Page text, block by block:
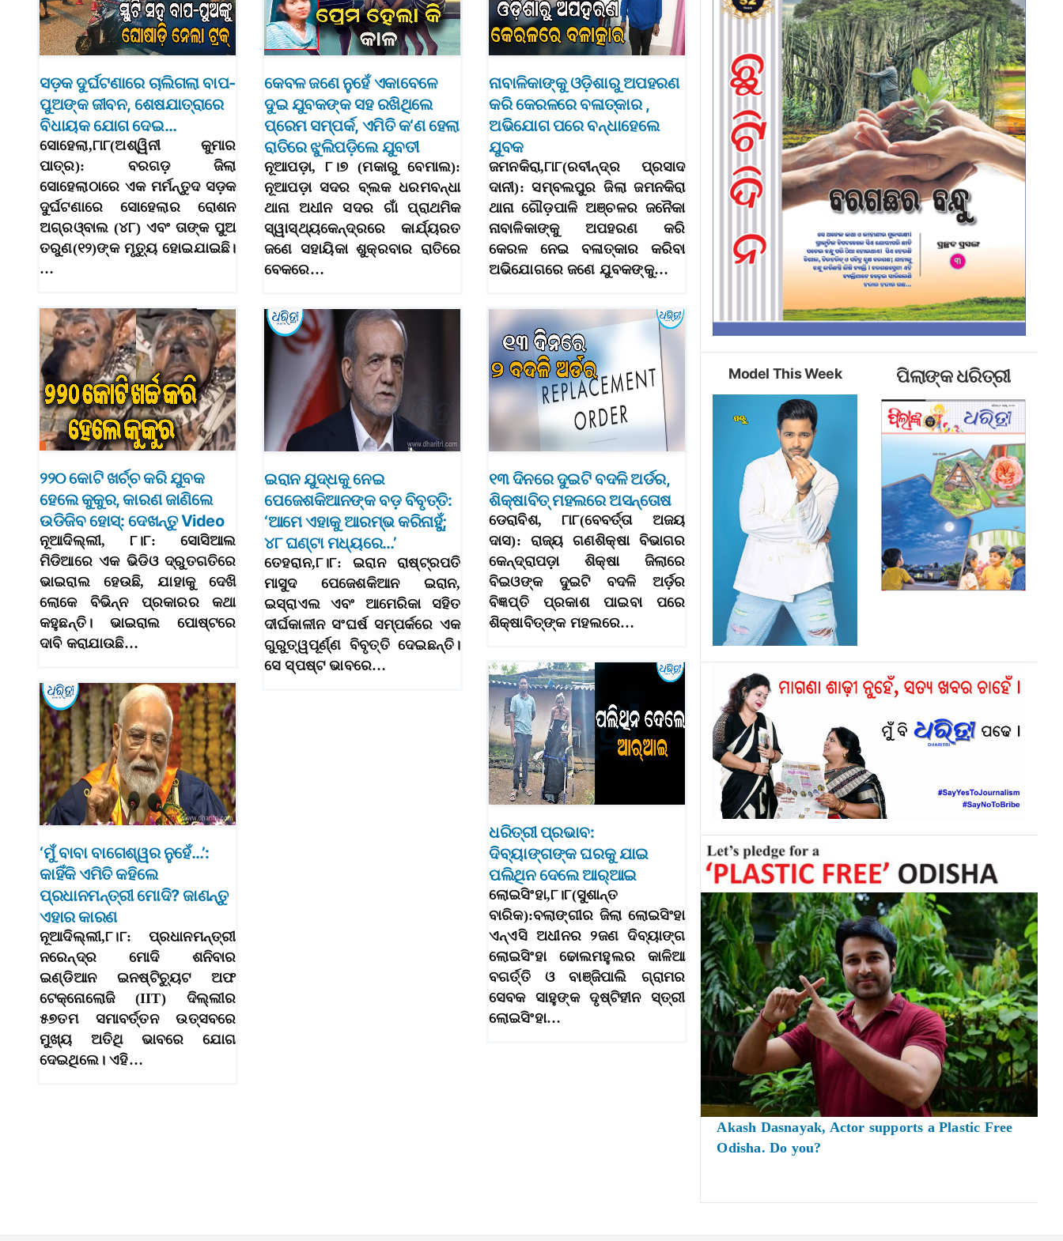
ସଡ଼କ ଦୁର୍ଘଟଣାରେ ଚାଲିଗଲା ବାପ-
ପୁଅଙ୍କ ଜୀବନ, ଶେଷଯାତ୍ରାରେ
ବିଧାୟକ ଯୋଗ ଦେଇ…
ସୋହେଲା,୮ା୮(ଅଶ୍ୱିନୀ କୁମାର
ପାତ୍ର): ବରଗଡ଼ ଜିଲା
ସୋହେଲାଠାରେ ଏକ ମର୍ମନ୍ତୁଦ ସଡ଼କ
ଦୁର୍ଘଟଣାରେ ସୋହେଲାର ରୋଶନ
ଅଗ୍ରଓ୍ବାଲ (୪୮) ଏବଂ ତାଙ୍କ ପୁଅ
ତରୁଣ(୧୨)ଙ୍କ ମୃତ୍ୟୁ ହୋଇଯାଇଛି।
…
କେବଳ ଜଣେ ନୁହେଁ ଏକାବେଳେ
ଦୁଇ ଯୁବକଙ୍କ ସହ ରଖିଥିଲେ
ପ୍ରେମ ସମ୍ପର୍କ, ଏମିତି କ‘ଣ ହେଲା
ରାତିରେ ଝୁଲିପଡ଼ିଲେ ଯୁବତୀ
ନୂଆପଡ଼ା, ୮।୭ (ମକାରୁ ବେମାଲ):
ନୂଆପଡ଼ା ସଦର ବ୍ଲକ ଧରମବନ୍ଧା
ଥାନା ଅଧୀନ ସଦର ଗାଁ ପ୍ରାଥମିକ
ସ୍ୱାସ୍ଥ୍ୟକେନ୍ଦ୍ରରେ କାର୍ଯ୍ୟରତ
ଜଣେ ସହାୟିକା ଶୁକ୍ରବାର ରାତିରେ
ବେକରେ…
ନାବାଳିକାଙ୍କୁ ଓଡ଼ିଶାରୁ ଅପହରଣ
କରି କେରଳରେ ବଳାତ୍କାର ,
ଅଭିଯୋଗ ପରେ ବନ୍ଧାହେଲେ
ଯୁବକ
ଜମନକିରା,୮ା୮(ରବୀନ୍ଦ୍ର ପ୍ରସାଦ
ଦାନୀ): ସମ୍ବଲପୁର ଜିଲା ଜମନକିରା
ଥାନା ଗୌଡ଼ପାଳି ଅଞ୍ଚଳର ଜନୈକା
ନାବାଳିକାଙ୍କୁ ଅପହରଣ କରି
କେରଳ ନେଇ ବଳାତ୍କାର କରିବା
ଅଭିଯୋଗରେ ଜଣେ ଯୁବକଙ୍କୁ…
୨୨୦ କୋଟି ଖର୍ଚ୍ଚ କରି ଯୁବକ
ହେଲେ କୁକୁର, କାରଣ ଜାଣିଲେ
ଉଡିଜିବ ହୋସ୍‌: ଦେଖନ୍ତୁ Video
ନୂଆଦିଲ୍ଲୀ, ୮।୮: ସୋସିଆଲ
ମିଡିଆରେ ଏକ ଭିଡିଓ ଦ୍ରୁତଗତିରେ
ଭାଇରାଲ ହେଉଛି, ଯାହାକୁ ଦେଖି
ଲୋକେ ବିଭିନ୍ନ ପ୍ରକାରର କଥା
କହୁଛନ୍ତି। ଭାଇରାଲ ପୋଷ୍ଟରେ
ଦାବି କରାଯାଉଛି…
ଇରାନ ଯୁଦ୍ଧକୁ ନେଇ
ପେଜେଶକିଆନଙ୍କ ବଡ଼ ବିବୃତ୍ତି:
‘ଆମେ ଏହାକୁ ଆରମ୍ଭ କରିନାହୁଁ;
୪୮ ଘଣ୍ଟା ମଧ୍ୟରେ…’
ତେହରାନ,୮।୮: ଇରାନ ରାଷ୍ଟ୍ରପତି
ମାସୁଦ ପେଜେଶକିଆନ ଇରାନ,
ଇସ୍ରାଏଲ ଏବଂ ଆମେରିକା ସହିତ
ଦୀର୍ଘକାଳୀନ ସଂଘର୍ଷ ସମ୍ପର୍କରେ ଏକ
ଗୁରୁତ୍ୱପୂର୍ଣ୍ଣ ବିବୃତ୍ତି ଦେଇଛନ୍ତି।
ସେ ସ୍ପଷ୍ଟ ଭାବରେ…
୧୩ ଦିନରେ ଦୁଇଟି ବଦଳି ଅର୍ଡର,
ଶିକ୍ଷାବିତ୍‌ ମହଲରେ ଅସନ୍ତୋଷ
ଡେରାବିଶ, ୮ା୮(ବେବର୍ତ୍ତା ଅଜୟ
ଦାସ): ରାଜ୍ୟ ଗଣଶିକ୍ଷା ବିଭାଗର
କେନ୍ଦ୍ରାପଡ଼ା ଶିକ୍ଷା ଜିଲାରେ
ବିଇଓଙ୍କ ଦୁଇଟି ବଦଳି ଅର୍ଡ଼ର
ବିଜ୍ଞପ୍ତି ପ୍ରକାଶ ପାଇବା ପରେ
ଶିକ୍ଷାବିତ୍‌ଙ୍କ ମହଲରେ…
ଧରିତ୍ରୀ ପ୍ରଭାବ:
ଦିବ୍ୟାଙ୍ଗଙ୍କ ଘରକୁ ଯାଇ
ପଲିଥିନ ଦେଲେ ଆର୍‌ଆଇ
ଲୋଇସିଂହା,୮।୮(ସୁଶାନ୍ତ
ବାରିକ):ବଲାଙ୍ଗୀର ଜିଲା ଲୋଇସିଂହା
ଏନ୍‌ଏସି ଅଧୀନର ୨ଜଣ ଦିବ୍ୟାଙ୍ଗ
ଲୋଇସିଂହା ଢୋଲମହୁଲର କାଳିଆ
ବଗର୍ତ୍ତି ଓ ବାଞ୍ଜିପାଲି ଗ୍ରାମର
ସେବକ ସାହୁଙ୍କ ଦୃଷ୍ଟିହୀନ ସ୍ତ୍ରୀ
ଲୋଇସିଂହା…
‘ମୁଁ ବାବା ବାଗେଶ୍ୱର ନୁହେଁ…’:
କାହିଁକି ଏମିତି କହିଲେ
ପ୍ରଧାନମନ୍ତ୍ରୀ ମୋଦି? ଜାଣନ୍ତୁ
ଏହାର କାରଣ
ନୂଆଦିଲ୍ଲୀ,୮।୮: ପ୍ରଧାନମନ୍ତ୍ରୀ
ନରେନ୍ଦ୍ର ମୋଦି ଶନିବାର
ଇଣ୍ଡିଆନ ଇନଷ୍ଟିଚ୍ୟୁଟ ଅଫ
ଟେକ୍ନୋଲୋଜି (IIT) ଦିଲ୍ଲୀର
୫୭ତମ ସମାବର୍ତ୍ତନ ଉତ୍ସବରେ
ମୁଖ୍ୟ ଅତିଥି ଭାବରେ ଯୋଗ
ଦେଇଥିଲେ। ଏହି…
Model This Week ପିଲାଙ୍କ ଧରିତ୍ରୀ
Akash Dasnayak, Actor supports a Plastic Free
Odisha. Do you?